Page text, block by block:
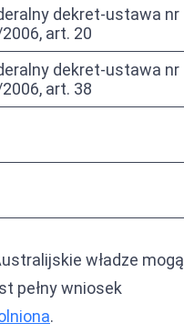
dekret-ustawa nr
art. 20
dekret-ustawa nr
art. 38
władze mogą
pełny wniosek
.